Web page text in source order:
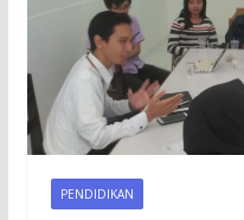
PENDIDIKAN